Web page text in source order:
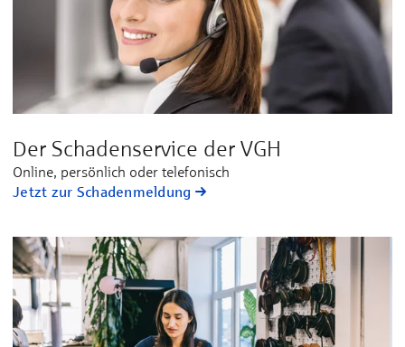
Der Schadenservice der VGH
Online, persönlich oder telefonisch
Jetzt zur Schadenmeldung